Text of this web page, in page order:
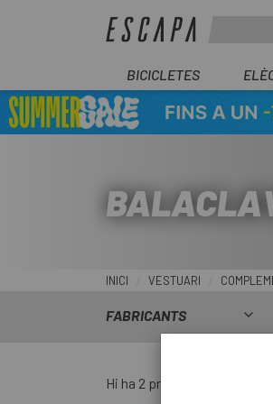
BICICLETES
INICI VESTUARI
FABRICANTS
Hi ha 2 productes.